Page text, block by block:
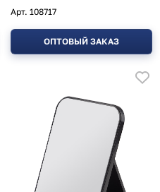
Арт. 108717
ОПТОВЫЙ ЗАКАЗ